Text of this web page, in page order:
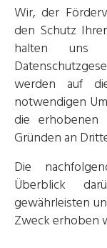
Wir, der
den Schutz
halten
werden auf
notwendigen
die
Gründen an
Die
Überblick
gewährleisten
Zweck erhoben